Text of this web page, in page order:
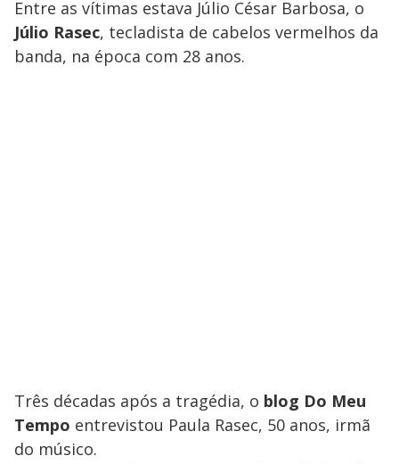
Entre as vítimas estava Júlio César Barbosa, o
Júlio Rasec, tecladista de cabelos vermelhos da
banda, na época com 28 anos.
Três décadas após a tragédia, o blog Do Meu
Tempo entrevistou Paula Rasec, 50 anos, irmã
do músico.